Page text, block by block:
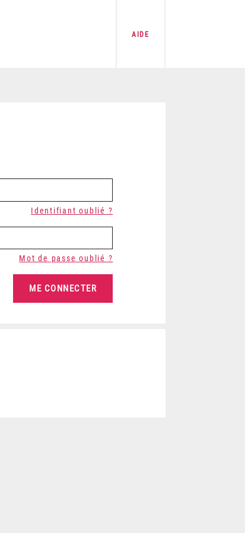
AIDE
Identifiant oublié ?
Mot de passe oublié ?